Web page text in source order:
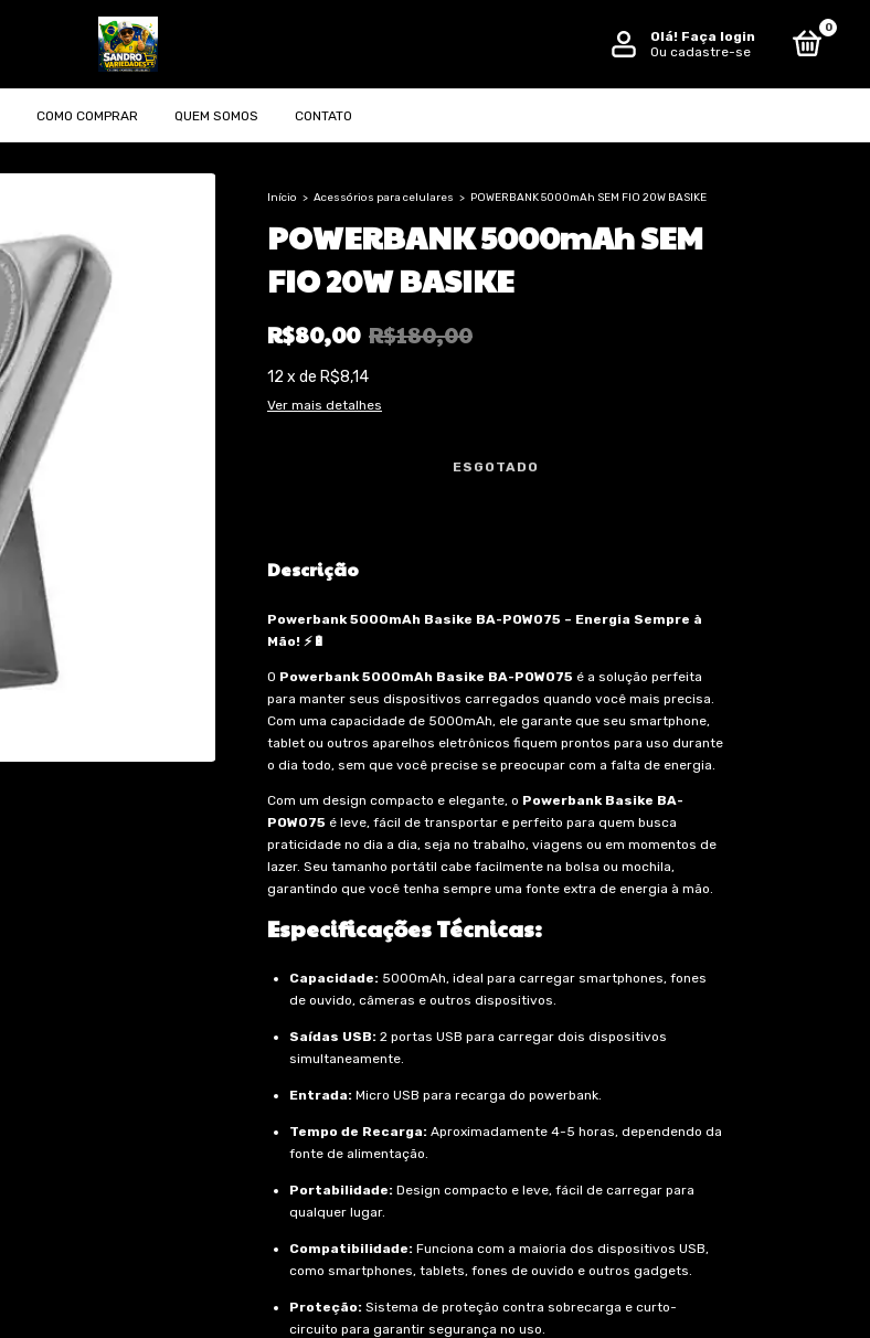
Olá! Faça login
Ou cadastre-se
0
COMO COMPRAR QUEM SOMOS CONTATO
Início > Acessórios para celulares > POWERBANK 5000mAh SEM FIO 20W BASIKE
POWERBANK 5000mAh SEM
FIO 20W BASIKE
R$80,00 R$180,00
12 x de R$8,14
Ver mais detalhes
Descrição
Powerbank 5000mAh Basike BA-POW075 – Energia Sempre à
Mão! ⚡🔋
O Powerbank 5000mAh Basike BA-POW075 é a solução perfeita
para manter seus dispositivos carregados quando você mais precisa.
Com uma capacidade de 5000mAh, ele garante que seu smartphone,
tablet ou outros aparelhos eletrônicos fiquem prontos para uso durante
o dia todo, sem que você precise se preocupar com a falta de energia.
Com um design compacto e elegante, o Powerbank Basike BA-
POW075 é leve, fácil de transportar e perfeito para quem busca
praticidade no dia a dia, seja no trabalho, viagens ou em momentos de
lazer. Seu tamanho portátil cabe facilmente na bolsa ou mochila,
garantindo que você tenha sempre uma fonte extra de energia à mão.
Especificações Técnicas:
Capacidade: 5000mAh, ideal para carregar smartphones, fones
de ouvido, câmeras e outros dispositivos.
Saídas USB: 2 portas USB para carregar dois dispositivos
simultaneamente.
Entrada: Micro USB para recarga do powerbank.
Tempo de Recarga: Aproximadamente 4-5 horas, dependendo da
fonte de alimentação.
Portabilidade: Design compacto e leve, fácil de carregar para
qualquer lugar.
Compatibilidade: Funciona com a maioria dos dispositivos USB,
como smartphones, tablets, fones de ouvido e outros gadgets.
Proteção: Sistema de proteção contra sobrecarga e curto-
circuito para garantir segurança no uso.